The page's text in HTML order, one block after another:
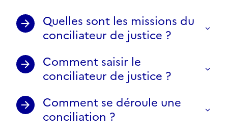
Quelles sont les missions du
conciliateur de justice ?
Comment saisir le
conciliateur de justice ?
Comment se déroule une
conciliation ?